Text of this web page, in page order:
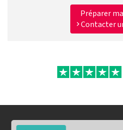
Préparer
Contacter